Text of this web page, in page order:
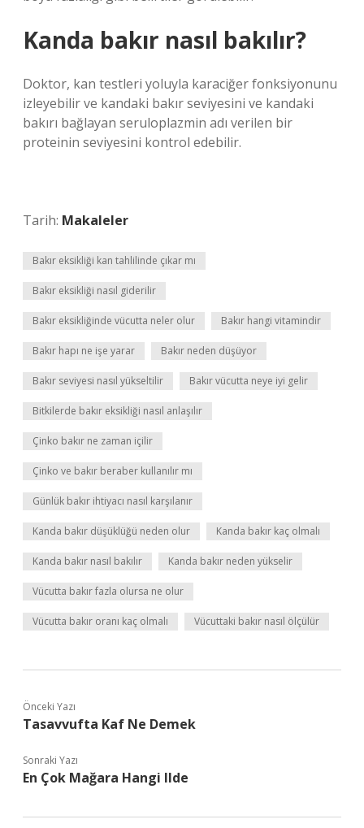
Kanda bakır nasıl bakılır?
Doktor, kan testleri yoluyla karaciğer fonksiyonunu
izleyebilir ve kandaki bakır seviyesini ve kandaki
bakırı bağlayan seruloplazmin adı verilen bir
proteinin seviyesini kontrol edebilir.
Tarih: Makaleler
Bakır eksikliği kan tahlilinde çıkar mı
Bakır eksikliği nasıl giderilir
Bakır eksikliğinde vücutta neler olur Bakır hangi vitamindir
Bakır hapı ne işe yarar Bakır neden düşüyor
Bakır seviyesi nasıl yükseltilir Bakır vücutta neye iyi gelir
Bitkilerde bakır eksikliği nasıl anlaşılır
Çinko bakır ne zaman içilir
Çinko ve bakır beraber kullanılır mı
Günlük bakır ihtiyacı nasıl karşılanır
Kanda bakır düşüklüğü neden olur Kanda bakır kaç olmalı
Kanda bakır nasıl bakılır Kanda bakır neden yükselir
Vücutta bakır fazla olursa ne olur
Vücutta bakır oranı kaç olmalı Vücuttaki bakır nasıl ölçülür
Önceki Yazı
Tasavvufta Kaf Ne Demek
Sonraki Yazı
En Çok Mağara Hangi Ilde